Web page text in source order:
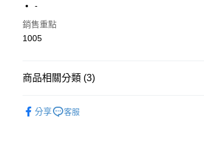
２．訂單成立數日內，您將收到繳費通知簡訊。
／ATM／網路銀行／等多元方式進行付款，方視為交易
先享後付繳納相關費用。
付客戶支援中心」
7-11取貨付款
付款後7-11取貨
宅配
-
銷售重點
1005
商品相關分類 (3)
分享 客服